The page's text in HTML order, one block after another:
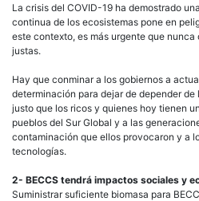
La crisis del COVID-19 ha demostrado
continua de los ecosistemas pone en
este contexto, es más urgente que
justas.
Hay que conminar a los gobiernos a
determinación para dejar de depender
justo que los ricos y quienes hoy tienen
pueblos del Sur Global y a las
contaminación que ellos provocaron y a
tecnologías.
2- BECCS tendrá impactos sociales y
Suministrar suficiente biomasa para